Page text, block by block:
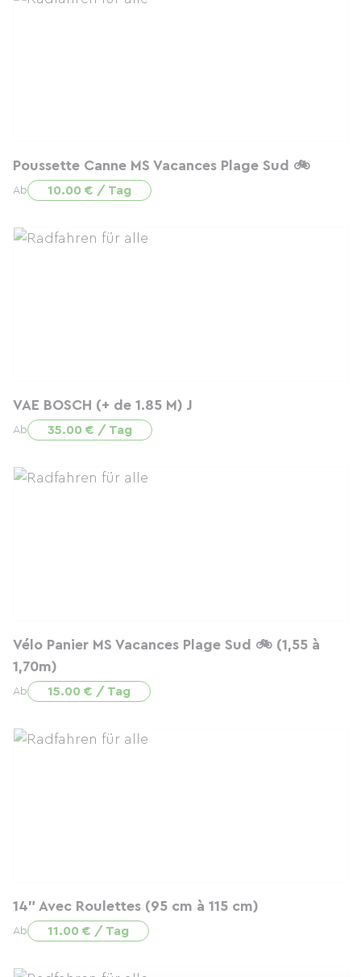
Poussette Canne MS Vacances Plage Sud 🚲
Ab 10.00 € / Tag
VAE BOSCH (+ de 1.85 M) J
Ab 35.00 € / Tag
Vélo Panier MS Vacances Plage Sud 🚲 (1,55 à
1,70m)
Ab 15.00 € / Tag
14" Avec Roulettes (95 cm à 115 cm)
Ab 11.00 € / Tag